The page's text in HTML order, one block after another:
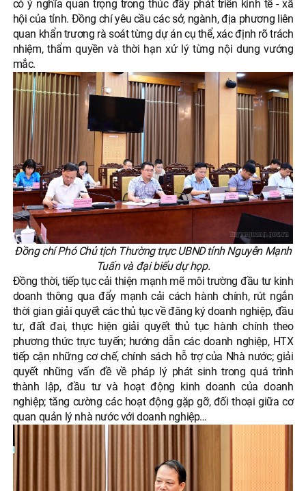
có ý nghĩa quan trọng trong thúc đẩy phát triển kinh tế - xã
hội của tỉnh. Đồng chí yêu cầu các sở, ngành, địa phương liên
quan khẩn trương rà soát từng dự án cụ thể, xác định rõ trách
nhiệm, thẩm quyền và thời hạn xử lý từng nội dung vướng
mắc.
Đồng chí Phó Chủ tịch Thường trực UBND tỉnh Nguyễn Mạnh
Tuấn và đại biểu dự họp.
Đồng thời, tiếp tục cải thiện mạnh mẽ môi trường đầu tư kinh
doanh thông qua đẩy mạnh cải cách hành chính, rút ngắn
thời gian giải quyết các thủ tục về đăng ký doanh nghiệp, đầu
tư, đất đai, thực hiện giải quyết thủ tục hành chính theo
phương thức trực tuyến; hướng dẫn các doanh nghiệp, HTX
tiếp cận những cơ chế, chính sách hỗ trợ của Nhà nước; giải
quyết những vấn đề về pháp lý phát sinh trong quá trình
thành lập, đầu tư và hoạt động kinh doanh của doanh
nghiệp; tăng cường các hoạt động gặp gỡ, đối thoại giữa cơ
quan quản lý nhà nước với doanh nghiệp…